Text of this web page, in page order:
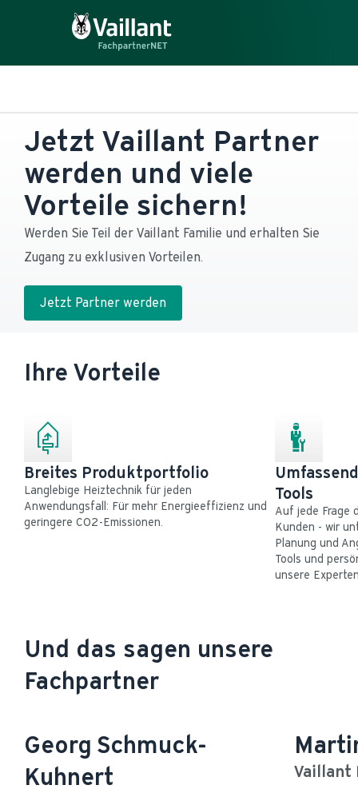
Jetzt Vaillant Partner
werden und viele
Vorteile sichern!
Werden Sie Teil der Vaillant Familie und erhalten Sie
Zugang zu exklusiven Vorteilen.
Jetzt Partner werden
Ihre Vorteile
Breites Produktportfolio
Langlebige Heiztechnik für jeden
Anwendungsfall: Für mehr Energieeffizienz und
geringere CO2-Emissionen.
Tools
Auf jede Frage
Kunden - wir
Planung und
Tools und
unsere
Und das sagen unsere
Fachpartner
Georg Schmuck-
Kuhnert
Vaillant